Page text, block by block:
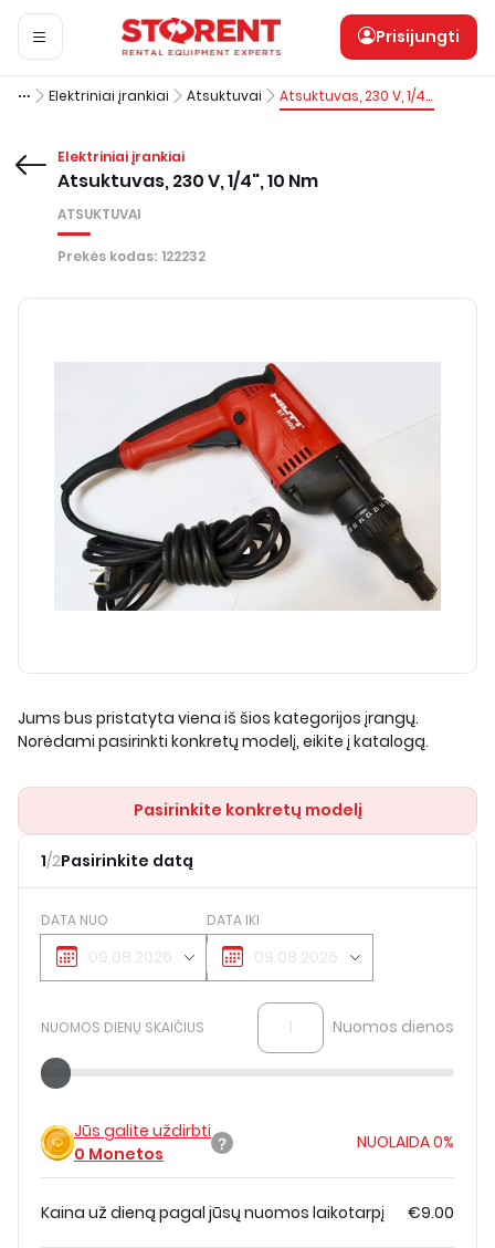
Prisijungti
Elektriniai įrankiai Atsuktuvai Atsuktuvas, 230 V, 1/4", 10 Nm
Elektriniai įrankiai
Atsuktuvas, 230 V, 1/4", 10 Nm
ATSUKTUVAI
Prekės kodas: 122232
Jums bus pristatyta viena iš šios kategorijos įrangų.
Norėdami pasirinkti konkretų modelį, eikite į katalogą.
Pasirinkite konkretų modelį
1/2Pasirinkite datą
DATA NUO DATA IKI
NUOMOS DIENŲ SKAIČIUS Nuomos dienos
Jūs galite uždirbti
0 Monetos
NUOLAIDA0%
Kaina už dieną pagal jūsų nuomos laikotarpį €9.00